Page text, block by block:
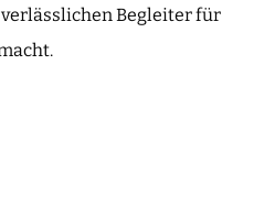
Begleiter für